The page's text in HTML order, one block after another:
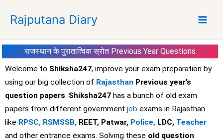
p
Rajputana Diary
राजस्थान के पुरातात्विक स्रोत Previous Year Questions
Welcome to Shiksha247, improve your exam preparation by
using our big collection of Rajasthan Previous year’s
question papers. Shiksha247 has a bunch of old exam
papers from different government job exams in Rajasthan
like RPSC, RSMSSB, REET, Patwar, Police, LDC, Teacher
and other entrance exams. Solving these old question